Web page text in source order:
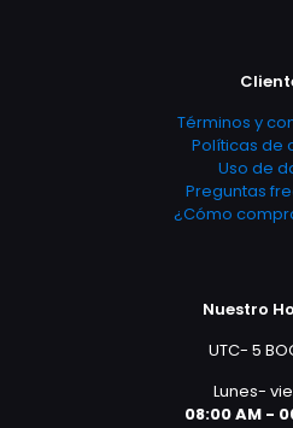
Términos y
Políticas de
Uso de
Preguntas
¿Cómo
Nuestro
UTC- 5
Lunes-
08:00 AM -